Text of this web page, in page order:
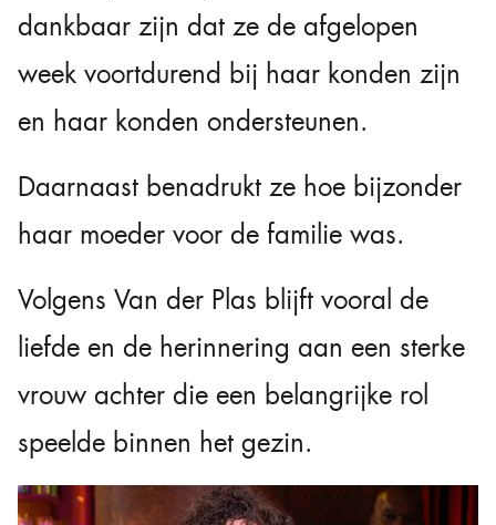
dankbaar zijn dat ze de afgelopen
week voortdurend bij haar konden zijn
en haar konden ondersteunen.
Daarnaast benadrukt ze hoe bijzonder
haar moeder voor de familie was.
Volgens Van der Plas blijft vooral de
liefde en de herinnering aan een sterke
vrouw achter die een belangrijke rol
speelde binnen het gezin.